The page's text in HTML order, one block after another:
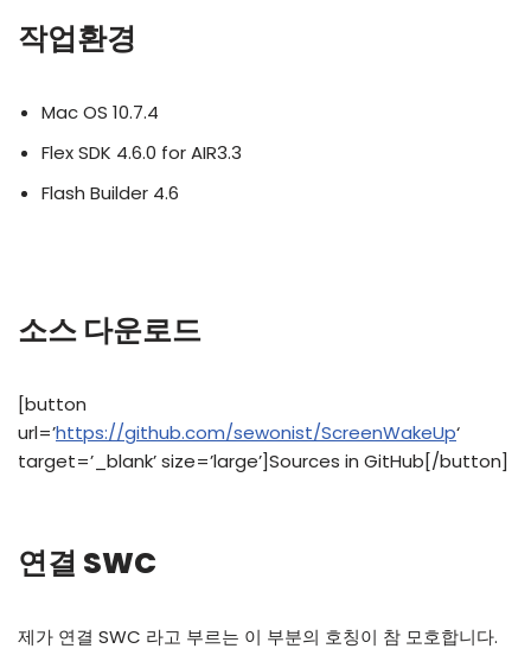
작업환경
Mac OS 10.7.4
Flex SDK 4.6.0 for AIR3.3
Flash Builder 4.6
소스 다운로드
[button
url=’https://github.com/sewonist/ScreenWakeUp‘
target=’_blank’ size=’large’]Sources in GitHub[/button]
연결 SWC
제가 연결 SWC 라고 부르는 이 부분의 호칭이 참 모호합니다.